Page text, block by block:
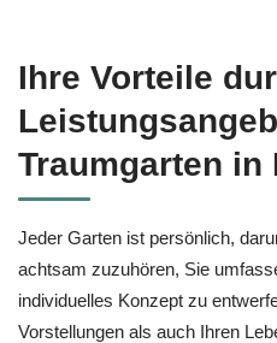
Ihre Vorteile
Traumgarten in
Jeder Garten ist persönlich,
achtsam zuzuhören, Sie
individuelles Konzept zu
Vorstellungen als auch Ihren